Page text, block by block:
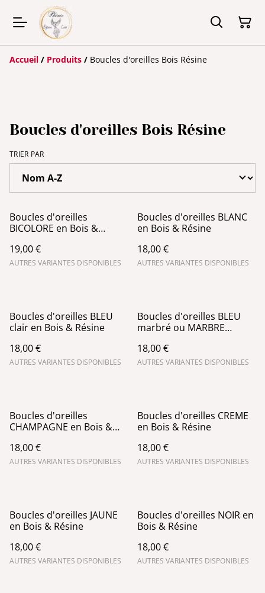
Accueil / Produits / Boucles d'oreilles Bois Résine
Boucles d'oreilles Bois Résine
TRIER PAR
Boucles d'oreilles
BICOLORE en Bois &
19,00 €
AUTRES VARIANTES DISPONIBLES
Boucles d'oreilles BLANC
en Bois & Résine
18,00 €
AUTRES VARIANTES DISPONIBLES
Boucles d'oreilles BLEU
clair en Bois & Résine
18,00 €
AUTRES VARIANTES DISPONIBLES
Boucles d'oreilles BLEU
marbré ou MARBRE
Résine
18,00 €
AUTRES VARIANTES DISPONIBLES
Boucles d'oreilles
CHAMPAGNE en Bois &
18,00 €
AUTRES VARIANTES DISPONIBLES
Boucles d'oreilles CREME
en Bois & Résine
18,00 €
AUTRES VARIANTES DISPONIBLES
Boucles d'oreilles JAUNE
en Bois & Résine
18,00 €
AUTRES VARIANTES DISPONIBLES
Boucles d'oreilles NOIR en
Bois & Résine
18,00 €
AUTRES VARIANTES DISPONIBLES